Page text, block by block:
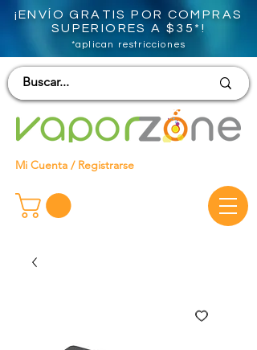
¡ENVÍO GRATIS POR COMPRAS
SUPERIORES A $35*!
*aplican restricciones
Mi Cuenta / Registrarse